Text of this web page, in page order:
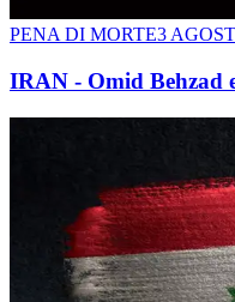
PENA DI MORTE3
IRAN - Omid Behzad